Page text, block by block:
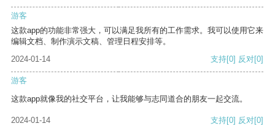
游客
这款app的功能非常强大，可以满足我所有的工作需求。我可以使用它来
编辑文档、制作演示文稿、管理日程安排等。
2024-01-14
支持[0] 反对[0]
游客
这款app就像我的社交平台，让我能够与志同道合的朋友一起交流。
2024-01-14 支持[0] 反对[0]